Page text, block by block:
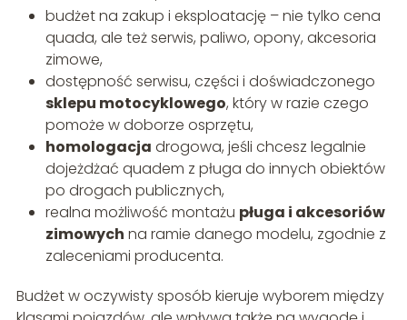
budżet na zakup i eksploatację – nie tylko cena
quada, ale też serwis, paliwo, opony, akcesoria
zimowe,
dostępność serwisu, części i doświadczonego
sklepu motocyklowego, który w razie czego
pomoże w doborze osprzętu,
homologacja drogowa, jeśli chcesz legalnie
dojeżdżać quadem z pługa do innych obiektów
po drogach publicznych,
realna możliwość montażu pługa i akcesoriów
zimowych na ramie danego modelu, zgodnie z
zaleceniami producenta.
Budżet w oczywisty sposób kieruje wyborem między